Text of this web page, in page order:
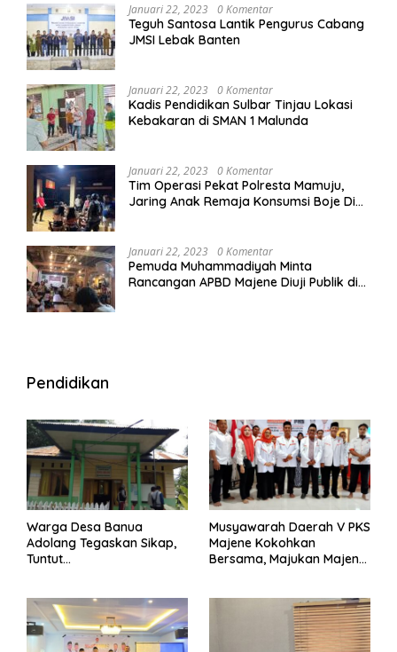
Januari 22, 2023 0 Komentar
Teguh Santosa Lantik Pengurus Cabang
JMSI Lebak Banten
Januari 22, 2023 0 Komentar
Kadis Pendidikan Sulbar Tinjau Lokasi
Kebakaran di SMAN 1 Malunda
Januari 22, 2023 0 Komentar
Tim Operasi Pekat Polresta Mamuju,
Jaring Anak Remaja Konsumsi Boje Di
Januari 22, 2023 0 Komentar
Pemuda Muhammadiyah Minta
Rancangan APBD Majene Diuji Publik di
Pendidikan
Warga Desa Banua
Adolang Tegaskan Sikap,
Tuntut
Musyawarah Daerah V PKS
Majene Kokohkan
Bersama, Majukan Majene